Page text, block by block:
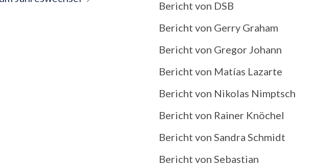
Bericht von DSB
Bericht von Gerry Graham
Bericht von Gregor Johann
Bericht von Matías Lazarte
Bericht von Nikolas Nimptsch
Bericht von Rainer Knöchel
Bericht von Sandra Schmidt
Bericht von Sebastian